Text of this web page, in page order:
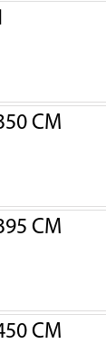
СМ
СМ
СМ